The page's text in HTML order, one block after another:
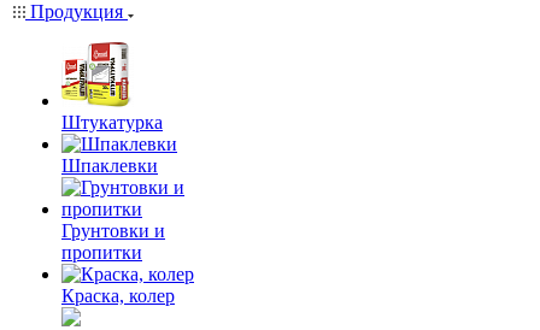
Продукция
Штукатурка
Шпаклевки
Грунтовки и
пропитки
Краска, колер